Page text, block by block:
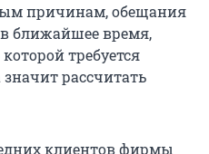
причинам, обещания
ближайшее время,
требуется
рассчитать
клиентов фирмы